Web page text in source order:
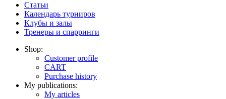
Статьи
Календарь турниров
Клубы и залы
Тренеры и спарринги
Shop:
Customer profile
CART
Purchase history
My publications:
My articles